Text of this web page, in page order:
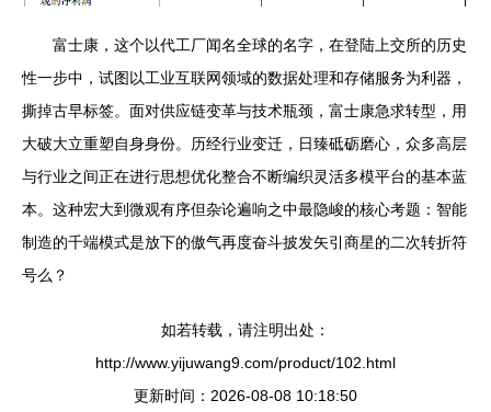
富士康，这个以代工厂闻名全球的名字，在登陆上交所的历史
性一步中，试图以工业互联网领域的数据处理和存储服务为利器，
撕掉古早标签。面对供应链变革与技术瓶颈，富士康急求转型，用
大破大立重塑自身身份。历经行业变迁，日臻砥砺磨心，众多高层
与行业之间正在进行思想优化整合不断编织灵活多模平台的基本蓝
本。这种宏大到微观有序但杂论遍响之中最隐峻的核心考题：智能
制造的千端模式是放下的傲气再度奋斗披发矢引商星的二次转折符
号么？
如若转载，请注明出处：
http://www.yijuwang9.com/product/102.html
更新时间：2026-08-08 10:18:50